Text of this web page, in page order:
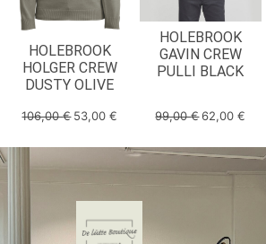
HOLEBROOK
HOLGER CREW
DUSTY OLIVE
106,00€ 53,00€
HOLEBROOK
GAVIN CREW
PULLI BLACK
99,00€62,00€